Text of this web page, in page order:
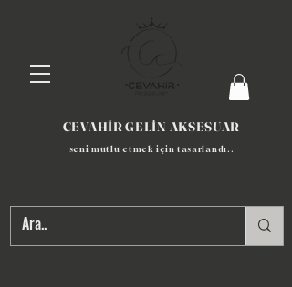
CEVAHİR GELİN AKSESUAR
seni mutlu etmek için tasarlandı​..